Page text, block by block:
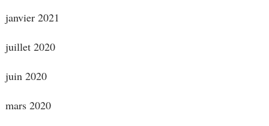
janvier 2021
juillet 2020
juin 2020
mars 2020